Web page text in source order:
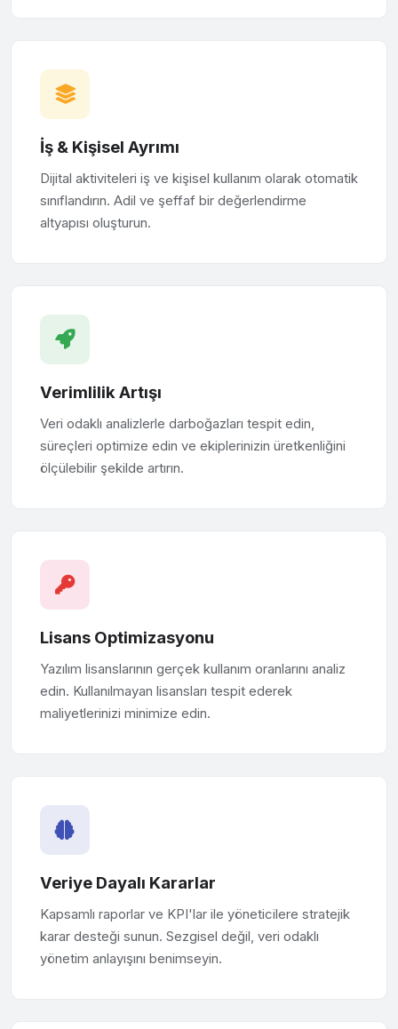
İş & Kişisel Ayrımı
Dijital aktiviteleri iş ve kişisel kullanım olarak otomatik
sınıflandırın. Adil ve şeffaf bir değerlendirme
altyapısı oluşturun.
Verimlilik Artışı
Veri odaklı analizlerle darboğazları tespit edin,
süreçleri optimize edin ve ekiplerinizin üretkenliğini
ölçülebilir şekilde artırın.
Lisans Optimizasyonu
Yazılım lisanslarının gerçek kullanım oranlarını analiz
edin. Kullanılmayan lisansları tespit ederek
maliyetlerinizi minimize edin.
Veriye Dayalı Kararlar
Kapsamlı raporlar ve KPI'lar ile yöneticilere stratejik
karar desteği sunun. Sezgisel değil, veri odaklı
yönetim anlayışını benimseyin.